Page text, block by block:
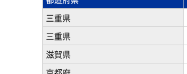
三重県
三重県
滋賀県